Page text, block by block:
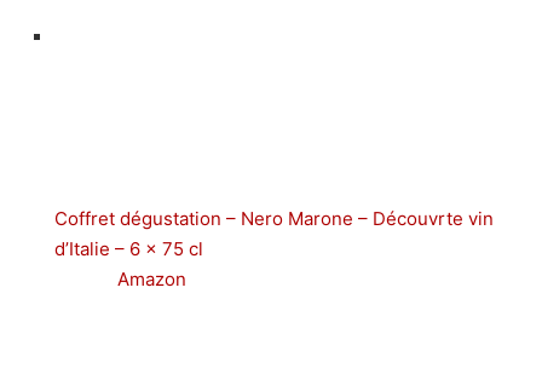
Coffret dégustation – Nero Marone – Découvrte vin
d’Italie – 6 x 75 cl
Amazon